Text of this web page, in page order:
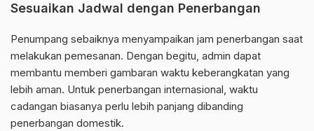
Sesuaikan Jadwal dengan Penerbangan
Penumpang sebaiknya menyampaikan jam penerbangan saat
melakukan pemesanan. Dengan begitu, admin dapat
membantu memberi gambaran waktu keberangkatan yang
lebih aman. Untuk penerbangan internasional, waktu
cadangan biasanya perlu lebih panjang dibanding
penerbangan domestik.